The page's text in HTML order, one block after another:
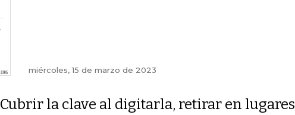
miércoles, 15 de marzo de 2023
Cubrir la clave al digitarla, retirar en lugares